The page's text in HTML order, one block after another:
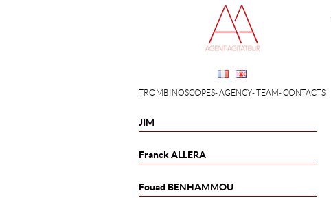
JIM
FranckALLERA
Fouad BENHAMMOU
TROMBINOSCOPES AGENCY TEAM CONTACTS